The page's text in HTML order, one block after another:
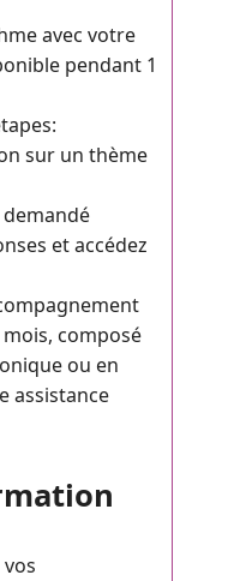
avec votre
pendant 1
sur un thème
demandé
et accédez
composé
ou en
assistance